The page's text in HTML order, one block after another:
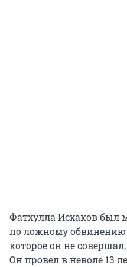
Фатхулла Исхаков был
по ложному обвинению
которое он не
Он провел в неволе 13